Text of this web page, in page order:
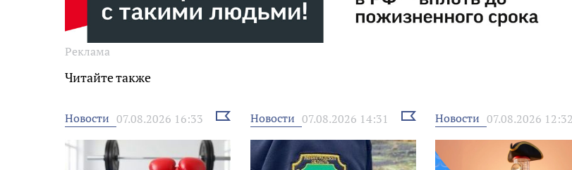
Реклама
Читайте также
Новости 07.08.2026 16:33
Выбрать
новость
Новости 07.08.2026 14:31
Выбрать
новость
Новости 07.08.2026 12:32